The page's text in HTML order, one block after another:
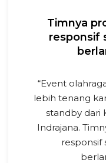
Timnya
responsif
“Event
lebih tenang
standby dari
Indrajana.
responsif